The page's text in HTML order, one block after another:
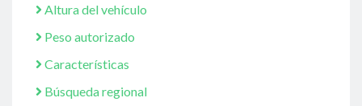
Altura del vehículo
Peso autorizado
Características
Búsqueda regional